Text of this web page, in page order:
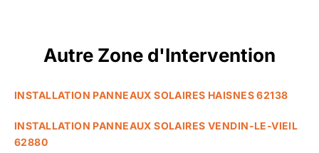
Autre Zone d'Intervention
INSTALLATION PANNEAUX SOLAIRES HAISNES 62138
INSTALLATION PANNEAUX SOLAIRES VENDIN-LE-VIEIL
62880